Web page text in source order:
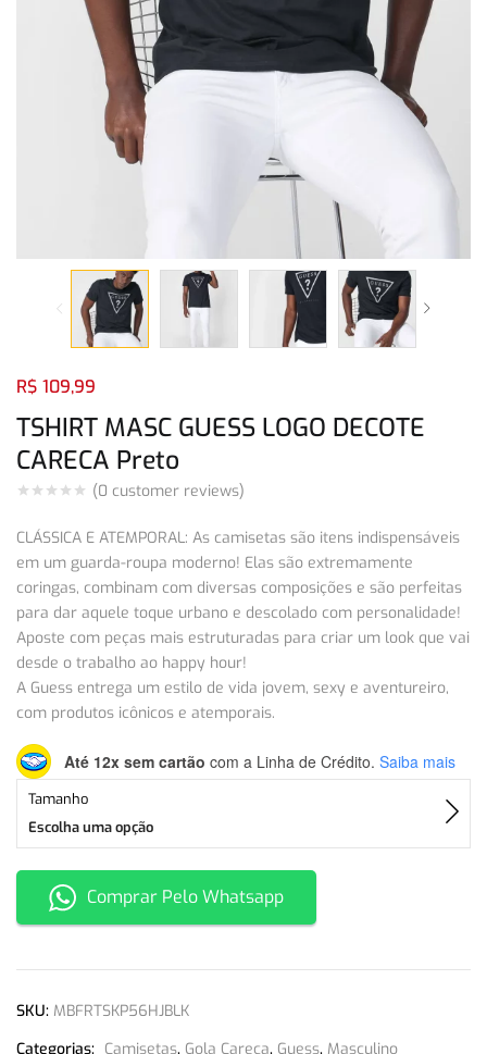
TSHIRT MASC GUESS LOGO DECOTE
CARECA Preto
(0 customer reviews)
R$ 109,99
CLÁSSICA E ATEMPORAL: As camisetas são itens indispensáveis
em um guarda-roupa moderno! Elas são extremamente
coringas, combinam com diversas composições e são perfeitas
para dar aquele toque urbano e descolado com personalidade!
Aposte com peças mais estruturadas para criar um look que vai
desde o trabalho ao happy hour!
A Guess entrega um estilo de vida jovem, sexy e aventureiro,
com produtos icônicos e atemporais.
Até 12x sem cartão com a Linha de Crédito. Saiba mais
Tamanho
Escolha uma opção
Comprar Pelo Whatsapp
SKU: MBFRTSKP56HJBLK
Categorias: Camisetas, Gola Careca, Guess, Masculino
Login com Facebook Login comGoogle
Login com